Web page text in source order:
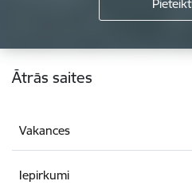
Kājene
Ātrās saites
Vakances
Iepirkumi